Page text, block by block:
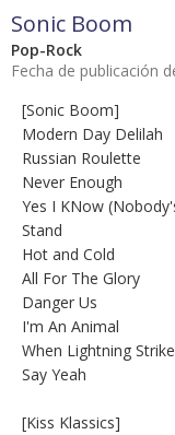
Sonic Boom
Pop-Rock
Fecha de publicación
[Sonic Boom]
Modern Day Delilah
Russian Roulette
Never Enough
Yes I KNow
Stand
Hot and Cold
All For The Glory
Danger Us
I'm An Animal
When Lightning
Say Yeah
[Kiss Klassics]